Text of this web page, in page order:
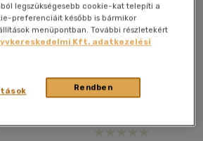
Fülöp G. László
legszükségesebb cookie-kat telepíti a
preferenciáit később is bármikor
menüpontban. További részletekért
Kft. adatkezelési
Rendben